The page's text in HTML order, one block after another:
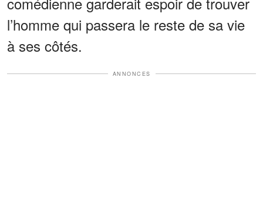
l’homme qui passera le reste de sa vie
à ses côtés.
ANNONCES